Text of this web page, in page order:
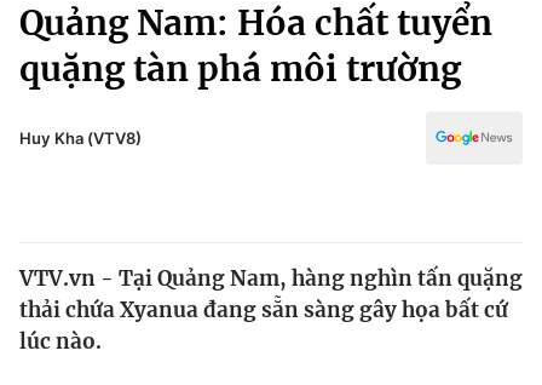
Chuyên mục
Chính trị
Xã hội
Y tế
Pháp luật
Kinh tế
Thể thao
Văn hóa - Giải trí
Giáo dục
Quảng Nam: Hóa chất tuyển
quặng tàn phá môi trường
Huy Kha (VTV8)
VTV.vn - Tại Quảng Nam, hàng nghìn tấn quặng
thải chứa Xyanua đang sẵn sàng gây họa bất cứ
lúc nào.